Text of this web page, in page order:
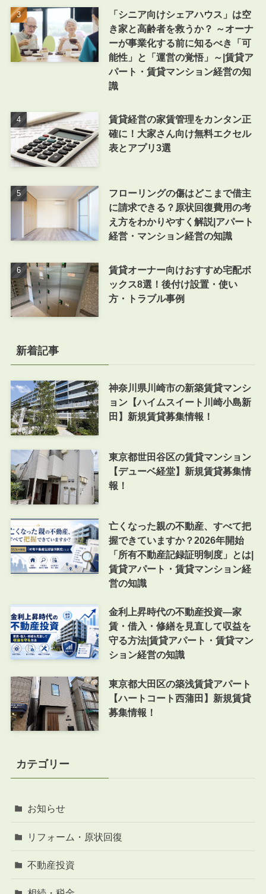
「シニア向けシェアハウス」は空
き家と高齢者を救うか？ ～オーナ
ーが事業化する前に知るべき「可
能性」と「運営の覚悟」～|賃貸ア
パート・賃貸マンション経営の知
識
賃貸経営の家賃管理をカンタン正
確に！大家さん向け無料エクセル
表とアプリ3選
フローリングの傷はどこまで借主
に請求できる？原状回復費用の考
え方をわかりやすく解説|アパート
経営・マンション経営の知識
賃貸オーナー向けおすすめ宅配ボ
ックス8選！後付け設置・使い
方・トラブル事例
新着記事
神奈川県川崎市の新築賃貸マンシ
ョン【ハイムスイート川崎小島新
田】新規賃貸募集情報！
東京都世田谷区の賃貸マンション
【デューベ経堂】新規賃貸募集情
報！
亡くなった親の不動産、すべて把
握できていますか？2026年開始
「所有不動産記録証明制度」とは|
賃貸アパート・賃貸マンション経
営の知識
金利上昇時代の不動産投資―家
賃・借入・修繕を見直して収益を
守る方法|賃貸アパート・賃貸マン
ション経営の知識
東京都大田区の築浅賃貸アパート
【ハートコート西蒲田】新規賃貸
募集情報！
カテゴリー
お知らせ
リフォーム・原状回復
不動産投資